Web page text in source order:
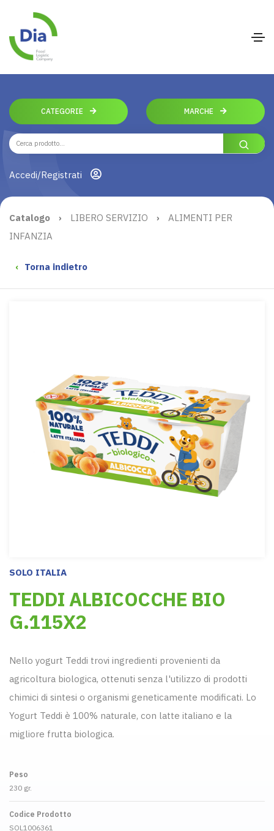
CATEGORIE MARCHE
Accedi/Registrati
Catalogo › LIBERO SERVIZIO ›
ALIMENTI PER
INFANZIA
‹ Torna indietro
SOLO ITALIA
TEDDI ALBICOCCHE BIO
G.115X2
Nello yogurt Teddi trovi ingredienti provenienti da
agricoltura biologica, ottenuti senza l'utilizzo di prodotti
chimici di sintesi o organismi geneticamente modificati. Lo
Yogurt Teddi è 100% naturale, con latte italiano e la
migliore frutta biologica.
Peso
230 gr.
Codice Prodotto
SOL1006361